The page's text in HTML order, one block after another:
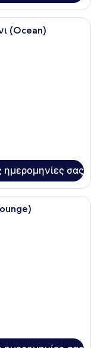
δωμάτιο
(Ocean)
ημερομηνίες σας
ξενοδοχείου με ένα